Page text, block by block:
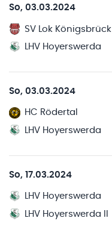
So, 03.03.2024
SV Lok Königsbrück
LHV Hoyerswerda
So, 03.03.2024
HC Rödertal
LHV Hoyerswerda
So, 17.03.2024
LHV Hoyerswerda
LHV Hoyerswerda II